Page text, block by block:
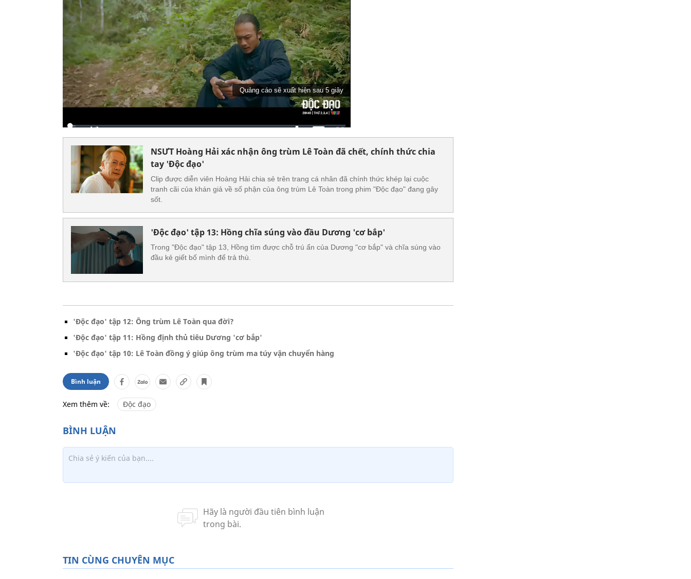
NSƯT Hoàng Hải xác nhận ông trùm Lê Toàn đã chết, chính thức chia
tay 'Độc đạo'
Clip được diễn viên Hoàng Hải chia sẻ trên trang cá nhân đã chính thức khép lại cuộc
tranh cãi của khán giả về số phận của ông trùm Lê Toàn trong phim "Độc đạo" đang gây
sốt.
'Độc đạo' tập 13: Hồng chĩa súng vào đầu Dương 'cơ bắp'
Trong "Độc đạo" tập 13, Hồng tìm được chỗ trú ẩn của Dương "cơ bắp" và chĩa súng vào
đầu kẻ giết bố mình để trả thù.
'Độc đạo' tập 12: Ông trùm Lê Toàn qua đời?
'Độc đạo' tập 11: Hồng định thủ tiêu Dương 'cơ bắp'
'Độc đạo' tập 10: Lê Toàn đồng ý giúp ông trùm ma túy vận chuyển hàng
Bình luận
Xem thêm về: Độc đạo
TIN CÙNG CHUYÊN MỤC